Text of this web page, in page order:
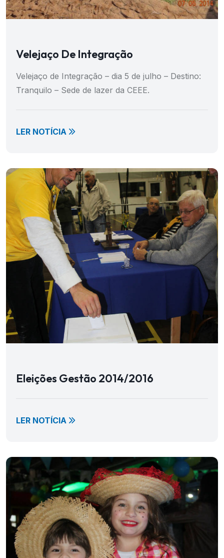
Velejaço De Integração
Velejaço de Integração – dia 5 de julho – Destino:
Tranquilo – Sede de lazer da CEEE.
LER NOTÍCIA
Eleições Gestão 2014/2016
LER NOTÍCIA